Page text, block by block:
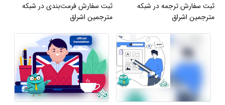
ثبت سفارش ترجمه در شبکه
مترجمین اشراق
ثبت سفارش فرمت‌بندی در شبکه
مترجمین اشراق